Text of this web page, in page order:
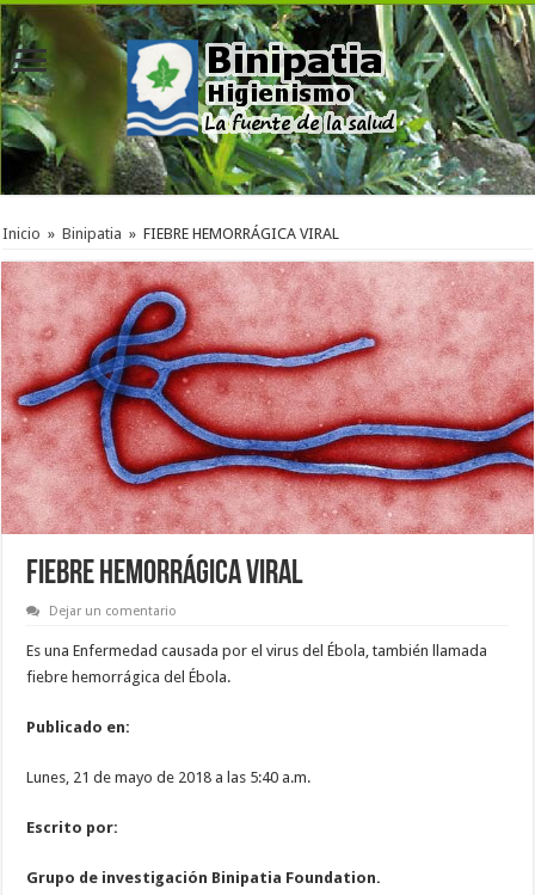
Inicio » Binipatia » FIEBRE HEMORRÁGICA VIRAL
FIEBRE HEMORRÁGICA VIRAL
Dejar un comentario
Es una Enfermedad causada por el virus del Ébola, también llamada
fiebre hemorrágica del Ébola.
Publicado en:
Lunes, 21 de mayo de 2018 a las 5:40 a.m.
Escrito por:
Grupo de investigación Binipatia Foundation.